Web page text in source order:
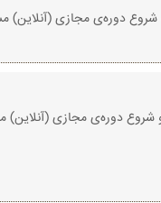
فنی تولیدکنندگان-واردکنندگان از روز *یکشنبه مورخ1402/06/12* از ساعت 18
فنی تولیدکنندگان-واردکنندگان از روز *یکشنبه مورخ1402/05/29* از ساعت 12